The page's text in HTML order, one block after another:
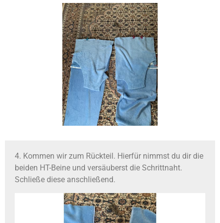
4. Kommen wir zum Rückteil. Hierfür nimmst du dir die
beiden HT-Beine und versäuberst die Schrittnaht.
Schließe diese anschließend.